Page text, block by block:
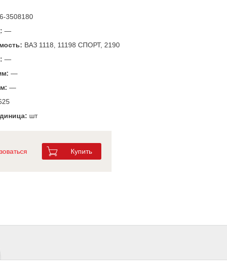
3508180
—
ВАЗ 1118, 11198 СПОРТ, 2190
—
—
—
шт
Купить